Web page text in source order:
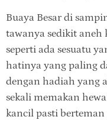
Buaya Besar di
tawanya sedikit aneh
seperti ada sesuatu
hatinya yang paling
dengan hadiah yang
sekali memakan
kancil pasti